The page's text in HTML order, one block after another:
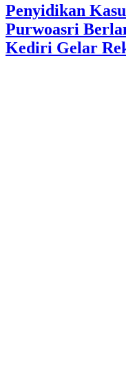
Penyidikan
Purwoasri
Kediri Gelar